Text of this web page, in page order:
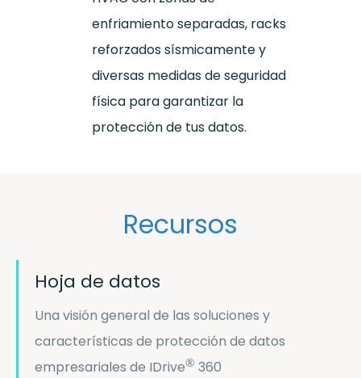
enfriamiento separadas, racks
reforzados sísmicamente y
diversas medidas de seguridad
física para garantizar la
protección de tus datos.
Recursos
Hoja de datos
Una visión general de las soluciones y
características de protección de datos
empresariales de IDrive® 360